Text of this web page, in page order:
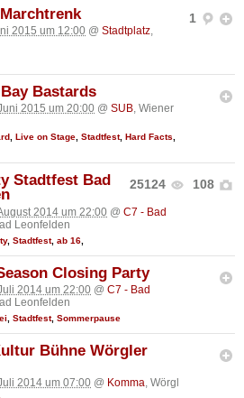
1
2015 um 12:00 @ Stadtplatz,
Bastards
2015 um 20:00 @ SUB, Wiener
, Live on Stage, Stadtfest, Hard Facts,
25124 108
Stadtfest Bad
2014 um 22:00 @ C7 - Bad
Leonfelden
, Stadtfest, ab 16
Closing Party
2014 um 22:00 @ C7 - Bad
Leonfelden
Stadtfest, Sommerpause
Bühne Wörgler
2014 um 07:00 @ Komma , Wörgl